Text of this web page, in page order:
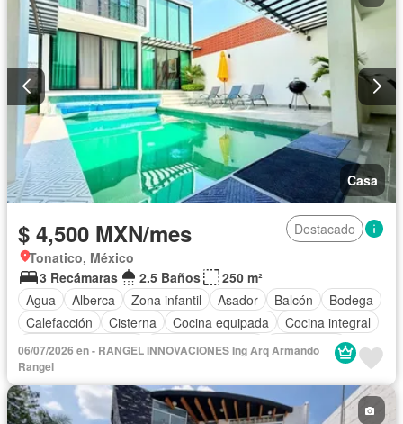
Casa
$ 4,500 MXN/mes
Destacado
Tonatico, México
3 Recámaras
2.5 Baños
250 m²
Agua
Alberca Zona infantil Asador Balcón
Bodega
Calefacción
Cisterna Cocina equipada
Cocina integral
Cuarto de Limpieza
Cuarto de servicio
Electricidad
Estacionamiento
Recámara con closet
Azotea
Sala polivalente Seguridad
Televisión por cable
Terraza
Vista panorámica Wifi
Zonas verdes
06/07/2026 en - RANGEL INNOVACIONES Ing Arq Armando
Rangel